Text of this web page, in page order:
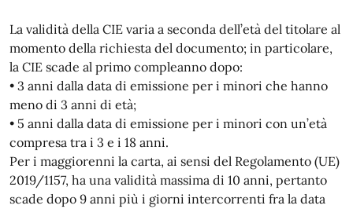
La validità della CIE varia a seconda dell’età del titolare al
momento della richiesta del documento; in particolare,
la CIE scade al primo compleanno dopo:
• 3 anni dalla data di emissione per i minori che hanno
meno di 3 anni di età;
• 5 anni dalla data di emissione per i minori con un’età
compresa tra i 3 e i 18 anni.
Per i maggiorenni la carta, ai sensi del Regolamento (UE)
2019/1157, ha una validità massima di 10 anni, pertanto
scade dopo 9 anni più i giorni intercorrenti fra la data